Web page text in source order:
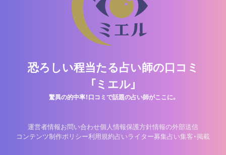
恐ろしい程当たる占い師の口コミ
「ミエル」
驚異の的中率！口コミで話題の占い師がここに。
運営者情報お問い合わせ個人情報保護方針情報の外部送信
コンテンツ制作ポリシー利用規約占いライター募集占い集客・掲載